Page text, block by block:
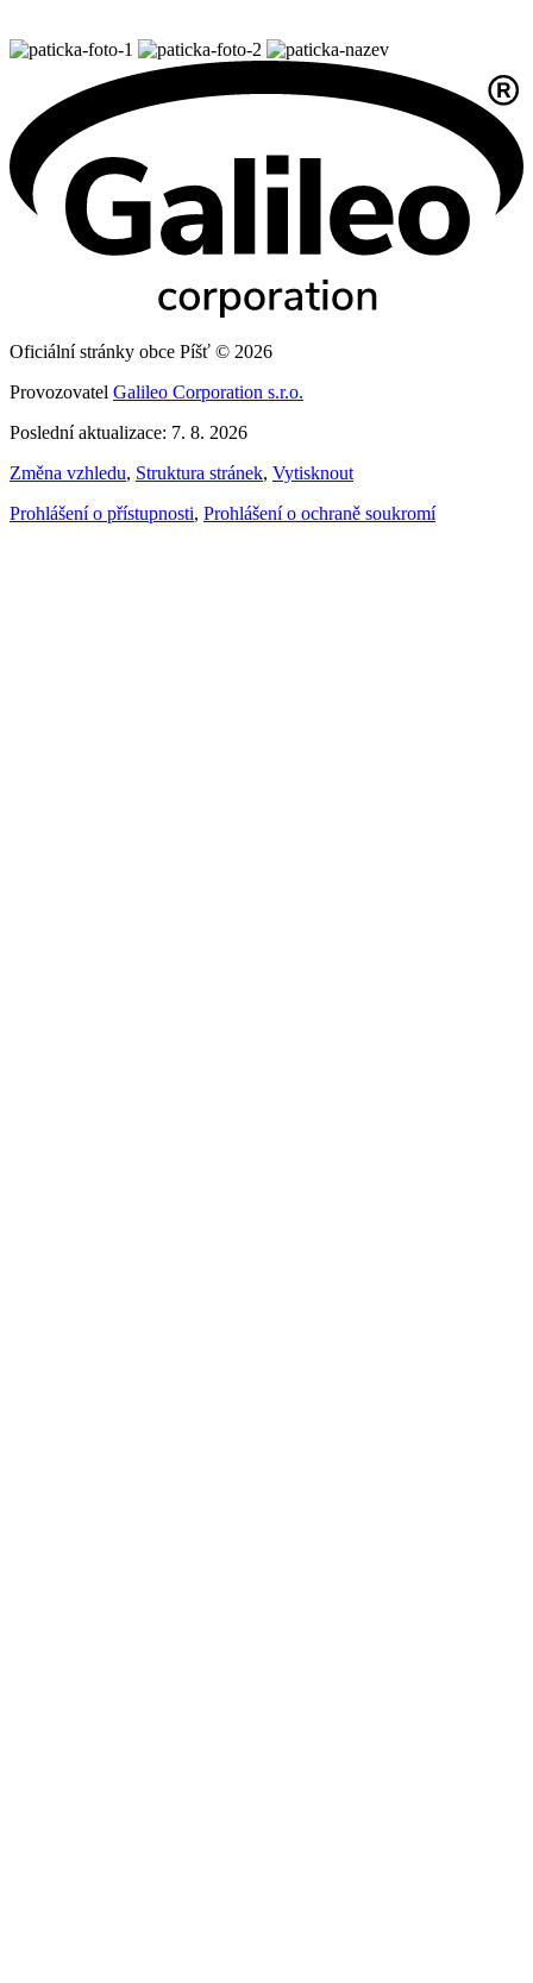
Oficiální stránky obce Píšť © 2026
Provozovatel Galileo Corporation s.r.o.
Poslední aktualizace: 7. 8. 2026
Změna vzhledu, Struktura stránek, Vytisknout
Prohlášení o přístupnosti, Prohlášení o ochraně soukromí